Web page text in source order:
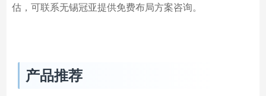
估，可联系无锡冠亚提供免费布局方案咨询。
产品推荐